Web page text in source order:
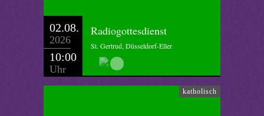
02.08.
2026
10:00
Uhr
Radiogottesdienst
St. Gertrud, Düsseldorf-Eller
katholisch